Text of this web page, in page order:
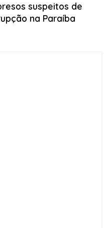
suspeitos de
na Paraíba